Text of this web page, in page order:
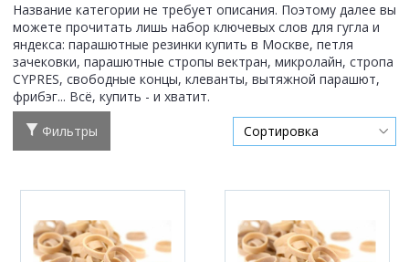
Название категории не требует описания. Поэтому далее вы
можете прочитать лишь набор ключевых слов для гугла и
яндекса: парашютные резинки купить в Москве, петля
зачековки, парашютные стропы вектран, микролайн, стропа
CYPRES, свободные концы, клеванты, вытяжной парашют,
фрибэг... Всё, купить - и хватит.
Фильтры